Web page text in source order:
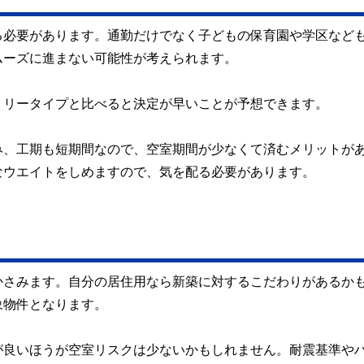
要があります。通勤だけでなく子どもの保育園や学区など
ズに進まない可能性が考えられます。
ータイプと比べると決定が早いことが予想できます。
工期も短期間なので、空室期間が少なくて済むメリットが
エイトをしめますので、気を配る必要があります。
みます。自分の居住用なら新築に対するこだわりがあるか
件となります。
いほうが空室リスクは少ないかもしれません。耐震基準や